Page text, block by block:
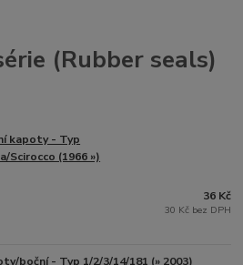
(Rubber seals)
kapoty - Typ
Scirocco (1966 »)
36 Kč
30 Kč bez DPH
boční - Typ 1/2/3/14/181 (» 2003)